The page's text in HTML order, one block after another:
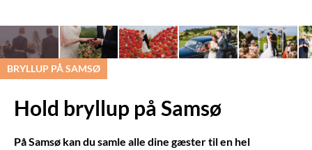
BRYLLUP PÅ SAMSØ
Hold bryllup på Samsø
På Samsø kan du samle alle dine gæster til en hel